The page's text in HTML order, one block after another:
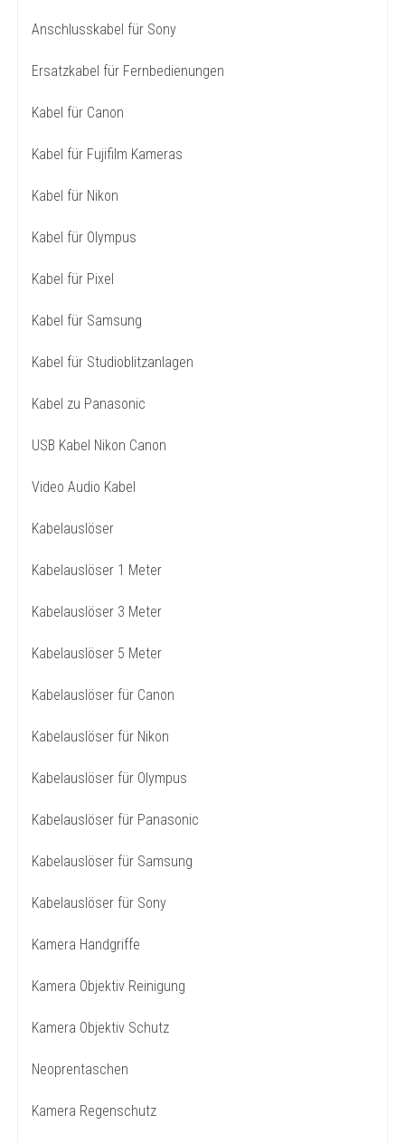
Anschlusskabel für Sony
Ersatzkabel für Fernbedienungen
Kabel für Canon
Kabel für Fujifilm Kameras
Kabel für Nikon
Kabel für Olympus
Kabel für Pixel
Kabel für Samsung
Kabel für Studioblitzanlagen
Kabel zu Panasonic
USB Kabel Nikon Canon
Video Audio Kabel
Kabelauslöser
Kabelauslöser 1 Meter
Kabelauslöser 3 Meter
Kabelauslöser 5 Meter
Kabelauslöser für Canon
Kabelauslöser für Nikon
Kabelauslöser für Olympus
Kabelauslöser für Panasonic
Kabelauslöser für Samsung
Kabelauslöser für Sony
Kamera Handgriffe
Kamera Objektiv Reinigung
Kamera Objektiv Schutz
Neoprentaschen
Kamera Regenschutz